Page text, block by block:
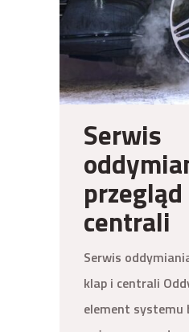
Serwis
centrali
Serwis
klap i centrali
element systemu